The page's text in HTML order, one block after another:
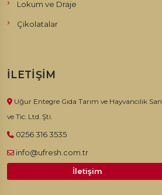
Lokum ve Draje
Çikolatalar
İLETIŞIM
Uğur Entegre Gıda Tarım ve Hayvancılık San.
ve Tic. Ltd. Şti.
0256 316 3535
info@ufresh.com.tr
İletişim